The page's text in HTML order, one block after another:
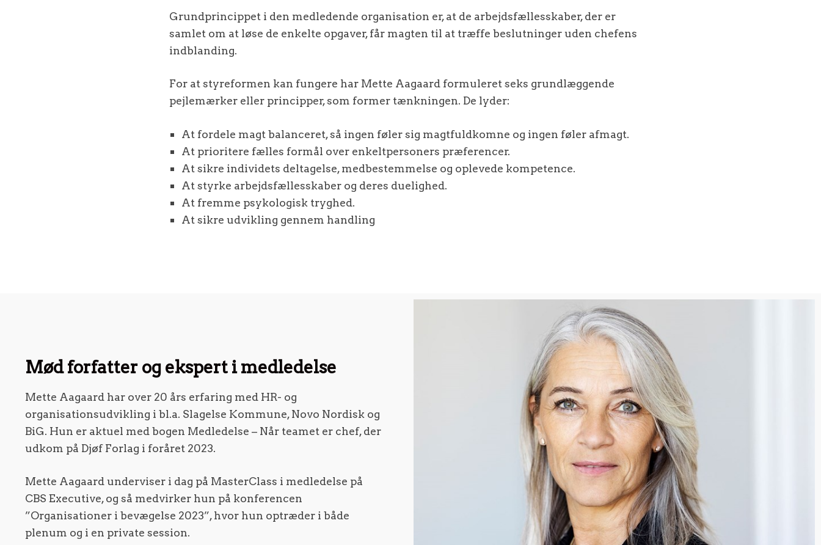
Grundprincippet i den medledende organisation er, at de arbejdsfællesskaber, der er
samlet om at løse de enkelte opgaver, får magten til at træffe beslutninger uden chefens
indblanding.
For at styreformen kan fungere har Mette Aagaard formuleret seks grundlæggende
pejlemærker eller principper, som former tænkningen. De lyder:
At fordele magt balanceret, så ingen føler sig magtfuldkomne og ingen føler afmagt.
At prioritere fælles formål over enkeltpersoners præferencer.
At sikre individets deltagelse, medbestemmelse og oplevede kompetence.
At styrke arbejdsfællesskaber og deres duelighed.
At fremme psykologisk tryghed.
At sikre udvikling gennem handling
Mød forfatter og ekspert i medledelse
Mette Aagaard har over 20 års erfaring med HR- og
organisationsudvikling i bl.a. Slagelse Kommune, Novo Nordisk og
BiG. Hun er aktuel med bogen Medledelse – Når teamet er chef, der
udkom på Djøf Forlag i foråret 2023.
Mette Aagaard underviser i dag på MasterClass i medledelse på
CBS Executive, og så medvirker hun på konferencen
”Organisationer i bevægelse 2023”, hvor hun optræder i både
plenum og i en private session.